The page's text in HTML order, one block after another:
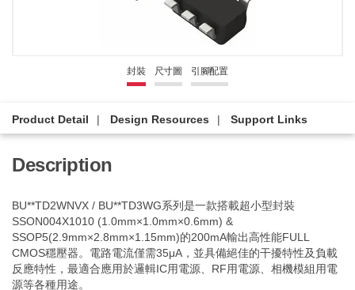
封裝 尺寸圖 引腳配置
Product Detail Design Resources Support Links
Description
BU**TD2WNVX / BU**TD3WG系列是一款搭載超小型封裝
SSON004X1010 (1.0mm×1.0mm×0.6mm) &
SSOP5(2.9mm×2.8mm×1.15mm)的200mA輸出高性能FULL
CMOS穩壓器。電路電流僅需35μA，並具備絕佳的干擾特性及負載
反應特性，最適合應用於邏輯IC用電源、RF用電源、相機模組用電
源等各種用途。